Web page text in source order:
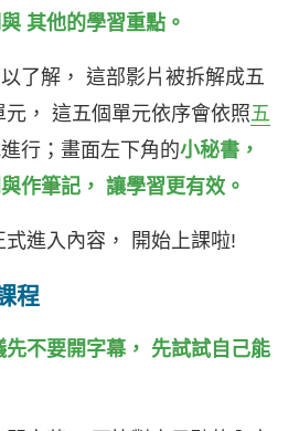
其他的學習重點。
了解， 這部影片被拆解成五
， 這五個單元依序會依照五
行；畫面左下角的小秘書，
作筆記， 讓學習更有效。
進入內容， 開始上課啦!
程
不要開字幕， 先試試自己能